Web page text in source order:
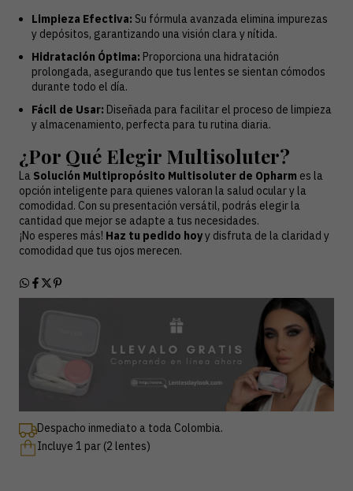
Limpieza Efectiva: Su fórmula avanzada elimina impurezas
y depósitos, garantizando una visión clara y nítida.
Hidratación Óptima: Proporciona una hidratación
prolongada, asegurando que tus lentes se sientan cómodos
durante todo el día.
Fácil de Usar: Diseñada para facilitar el proceso de limpieza
y almacenamiento, perfecta para tu rutina diaria.
¿Por Qué Elegir Multisoluter?
La Solución Multipropósito Multisoluter de Opharm es la
opción inteligente para quienes valoran la salud ocular y la
comodidad. Con su presentación versátil, podrás elegir la
cantidad que mejor se adapte a tus necesidades.
¡No esperes más! Haz tu pedido hoyy disfruta de la claridad y
comodidad que tus ojos merecen.
Despacho inmediato a toda Colombia.
Incluye 1 par (2 lentes)